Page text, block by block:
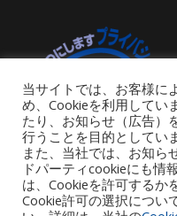
当サイトでは、お客様に
め、Cookieを利用してい
たり、お知らせ（広告）
行うことを目的としてい
また、当社では、お知ら
ドパーティcookieにも情
は、Cookieを許可するか
Cookie許可の選択につい